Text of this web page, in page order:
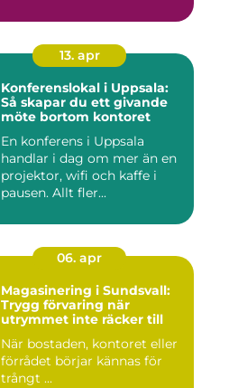
13. apr
Konferenslokal i Uppsala:
Så skapar du ett givande
möte bortom kontoret
En konferens i Uppsala
handlar i dag om mer än en
projektor, wifi och kaffe i
pausen. Allt fler...
06. apr
Magasinering i Sundsvall:
Trygg förvaring när
utrymmet inte räcker till
När bostaden, kontoret eller
förrådet börjar kännas för
trångt ...